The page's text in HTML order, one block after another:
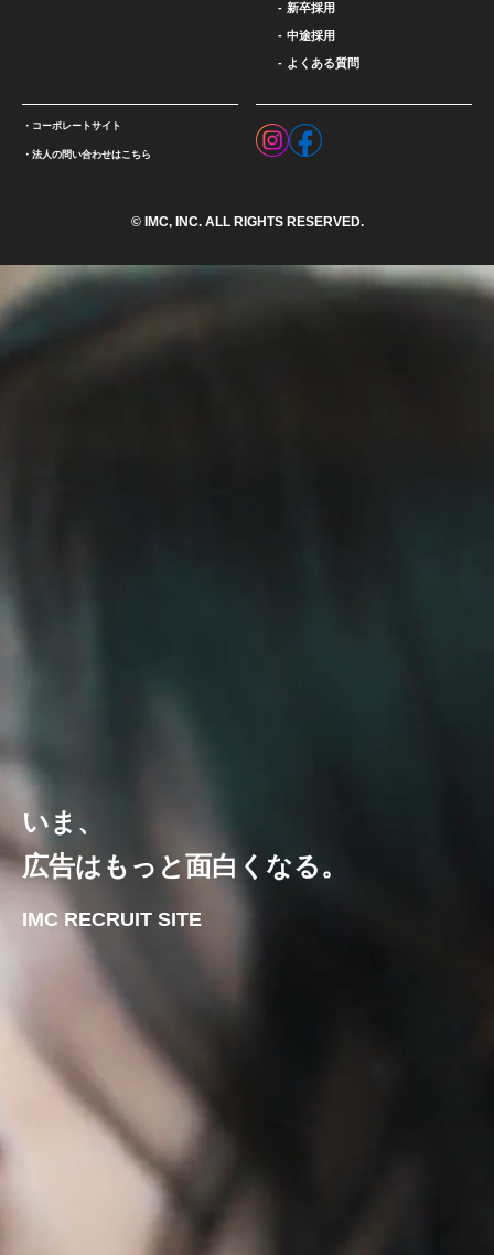
新卒採用
中途採用
よくある質問
コーポレートサイト
法人の問い合わせはこちら
© IMC, INC. ALL RIGHTS RESERVED.
いま、
広告はもっと面白くなる。
IMC RECRUIT SITE